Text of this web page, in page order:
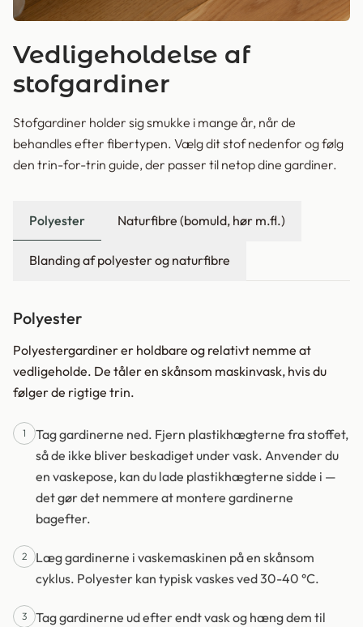
Vedligeholdelse af
stofgardiner
Stofgardiner holder sig smukke i mange år, når de
behandles efter fibertypen. Vælg dit stof nedenfor og følg
den trin-for-trin guide, der passer til netop dine gardiner.
Polyester Naturfibre (bomuld, hør m.fl.)
Blanding af polyester og naturfibre
Polyester
Polyestergardiner er holdbare og relativt nemme at
vedligeholde. De tåler en skånsom maskinvask, hvis du
følger de rigtige trin.
1
Tag gardinerne ned. Fjern plastikhægterne fra stoffet,
så de ikke bliver beskadiget under vask. Anvender du
en vaskepose, kan du lade plastikhægterne sidde i —
det gør det nemmere at montere gardinerne
bagefter.
2
Læg gardinerne i vaskemaskinen på en skånsom
cyklus. Polyester kan typisk vaskes ved 30-40 °C.
3
Tag gardinerne ud efter endt vask og hæng dem til